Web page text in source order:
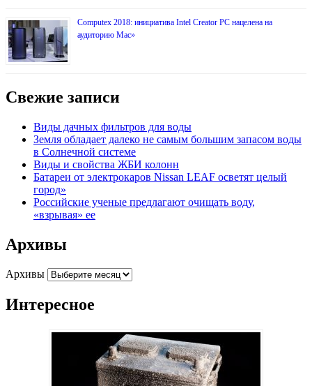
Computex 2018: инициатива Intel Creator PC нацелена на
аудиторию Mac»
Свежие записи
Виды дачных фильтров для воды
Земля обладает далеко не самым большим запасом воды
в Солнечной системе
Виды и свойства ЖБИ колонн
Батареи от электрокаров Nissan LEAF осветят целый
город»
Российские ученые предлагают очищать воду,
«взрывая» ее
Архивы
Архивы
Интересное